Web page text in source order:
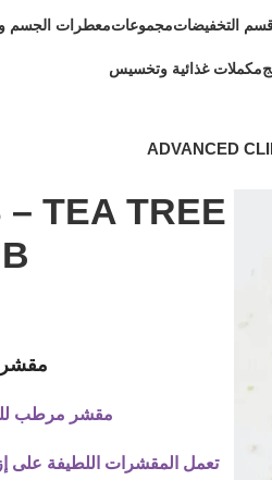
التخفيضاتمجموعاتمعطرات الجسم
مكملات غذائية وتخسيس
ADVANCED
TEA TREE
مقشر مرطب
تعمل المقشرات اللطيفة على